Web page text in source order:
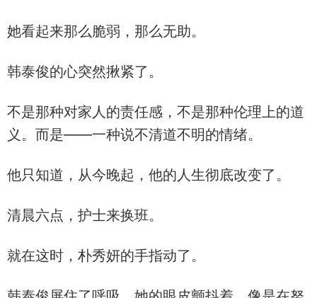
她看起来那么脆弱，那么无助。
韩泰俊的心突然揪紧了。
不是那种对家人的责任感，不是那种伦理上的道
义。而是——一种说不清道不明的情绪。
他只知道，从今晚起，他的人生彻底改变了。
清晨六点，护士来换班。
就在这时，朴秀妍的手指动了。